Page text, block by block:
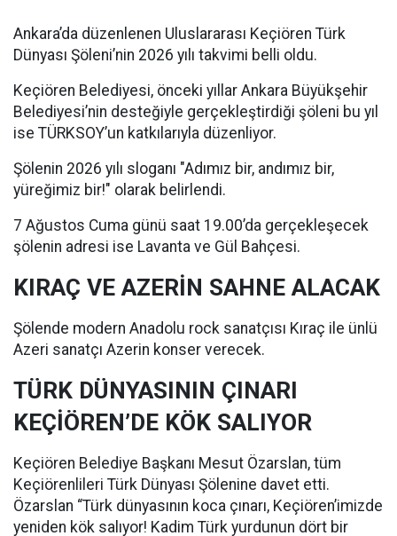
Ankara’da düzenlenen Uluslararası Keçiören Türk
Dünyası Şöleni’nin 2026 yılı takvimi belli oldu.
Keçiören Belediyesi, önceki yıllar Ankara Büyükşehir
Belediyesi’nin desteğiyle gerçekleştirdiği şöleni bu yıl
ise TÜRKSOY’un katkılarıyla düzenliyor.
Şölenin 2026 yılı sloganı "Adımız bir, andımız bir,
yüreğimiz bir!" olarak belirlendi.
7 Ağustos Cuma günü saat 19.00’da gerçekleşecek
şölenin adresi ise Lavanta ve Gül Bahçesi.
KIRAÇ VE AZERİN SAHNE ALACAK
Şölende modern Anadolu rock sanatçısı Kıraç ile ünlü
Azeri sanatçı Azerin konser verecek.
TÜRK DÜNYASININ ÇINARI
KEÇİÖREN’DE KÖK SALIYOR
Keçiören Belediye Başkanı Mesut Özarslan, tüm
Keçiörenlileri Türk Dünyası Şölenine davet etti.
Özarslan “Türk dünyasının koca çınarı, Keçiören’imizde
yeniden kök salıyor! Kadim Türk yurdunun dört bir